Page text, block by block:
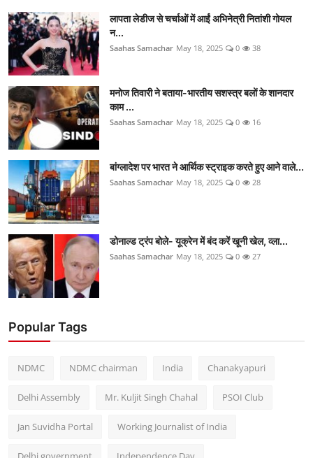
लापता लेडीज से चर्चाओं में आईं अभिनेत्री नितांशी गोयल
न...
Saahas Samachar May 18, 2025 0 38
मनोज तिवारी ने बताया-भारतीय सशस्त्र बलों के शानदार
काम ...
Saahas Samachar May 18, 2025 0 16
बांग्लादेश पर भारत ने आर्थिक स्ट्राइक करते हुए आने वाले...
Saahas Samachar May 18, 2025 0 28
डोनाल्ड ट्रंप बोले- यूक्रेन में बंद करें खूनी खेल, व्ला...
Saahas Samachar May 18, 2025 0 27
Popular Tags
NDMC NDMC chairman India Chanakyapuri
Delhi Assembly Mr. Kuljit Singh Chahal PSOI Club
Jan Suvidha Portal Working Journalist of India